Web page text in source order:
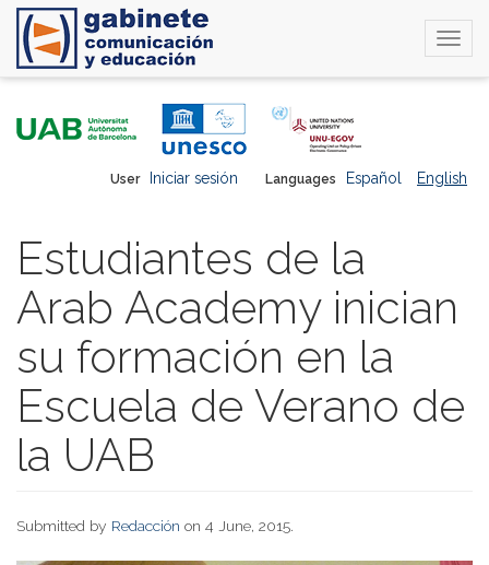
Languages Español English
User Iniciar sesión
Estudiantes de la
Arab Academy inician
su formación en la
Escuela de Verano de
la UAB
Submitted by Redacción on 4 June, 2015.